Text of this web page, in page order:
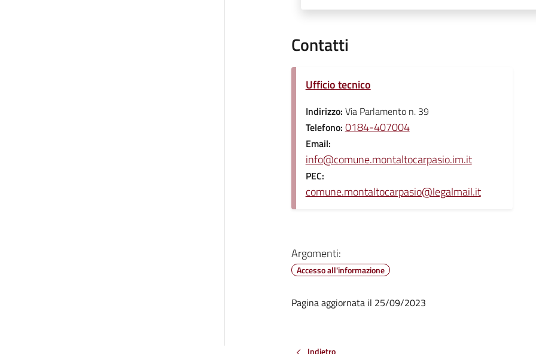
Contatti
Ufficio tecnico
Indirizzo: Via Parlamento n. 39
Telefono:0184-407004
Email:
info@comune.montaltocarpasio.im.it
PEC:
comune.montaltocarpasio@legalmail.it
Argomenti:
Accesso all'informazione
Pagina aggiornata il 25/09/2023
Indietro